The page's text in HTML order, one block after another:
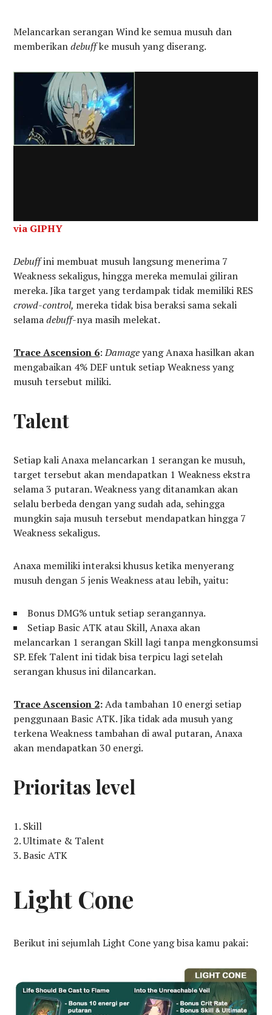
Melancarkan serangan Wind ke semua musuh dan
memberikandebuffke musuh yang diserang.
via GIPHY
Debuffini membuat musuh langsung menerima 7
Weakness sekaligus, hingga mereka memulai giliran
mereka. Jika target yang terdampak tidak memiliki RES
crowd-control, mereka tidak bisa beraksi sama sekali
selamadebuff-nya masih melekat.
Trace Ascension 6:Damageyang Anaxa hasilkan akan
mengabaikan 4% DEF untuk setiap Weakness yang
musuh tersebut miliki.
Talent
Setiap kali Anaxa melancarkan 1 serangan ke musuh,
target tersebut akan mendapatkan 1 Weakness ekstra
selama 3 putaran. Weakness yang ditanamkan akan
selalu berbeda dengan yang sudah ada, sehingga
mungkin saja musuh tersebut mendapatkan hingga 7
Weakness sekaligus.
Anaxa memiliki interaksi khusus ketika menyerang
musuh dengan 5 jenis Weakness atau lebih, yaitu:
Bonus DMG% untuk setiap serangannya.
Setiap Basic ATK atau Skill, Anaxa akan
melancarkan 1 serangan Skill lagi tanpa mengkonsumsi
SP. Efek Talent ini tidak bisa terpicu lagi setelah
serangan khusus ini dilancarkan.
Trace Ascension 2:Ada tambahan 10 energi setiap
penggunaan Basic ATK. Jika tidak ada musuh yang
terkena Weakness tambahan di awal putaran, Anaxa
akan mendapatkan 30 energi.
Prioritas level
Skill
Ultimate & Talent
Basic ATK
Light Cone
Berikut ini sejumlah Light Cone yang bisa kamu pakai: